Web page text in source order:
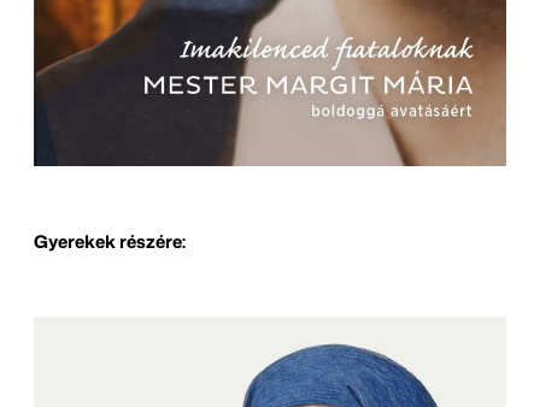
Gyerekek részére: